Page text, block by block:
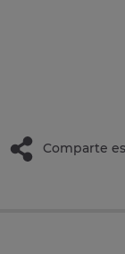
Comparte